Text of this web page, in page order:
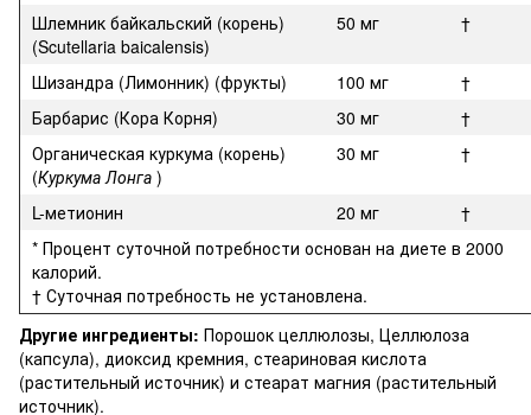
Шлемник байкальский (корень)
(Scutellaria baicalensis)
50 мг †
Шизандра (Лимонник) (фрукты) 100 мг
†
Барбарис (Кора Корня)
30 мг
†
Органическая куркума (корень)
(Куркума Лонга )
30 мг †
L-метионин 20 мг
†
* Процент суточной потребности основан на диете в 2000
калорий.
† Суточная потребность не установлена.
Другие ингредиенты: Порошок целлюлозы, Целлюлоза
(капсула), диоксид кремния, стеариновая кислота
(растительный источник) и стеарат магния (растительный
источник).